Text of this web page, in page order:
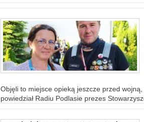
Objęli to miejsce opieką jeszcze przed
powiedział Radiu Podlasie prezes